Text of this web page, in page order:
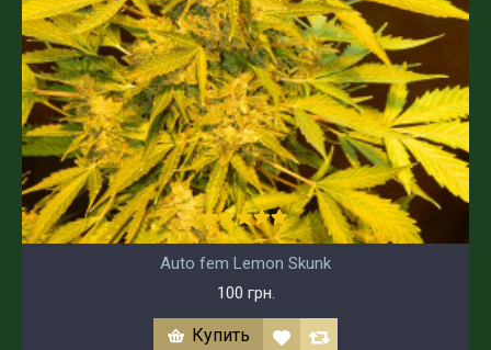
Auto fem Lemon Skunk
100 грн.
Купить